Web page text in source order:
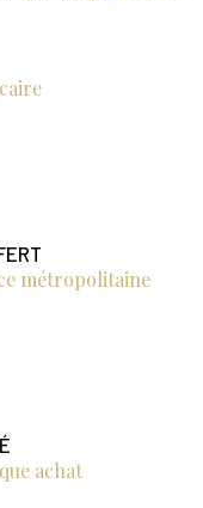
métropolitaine
achat